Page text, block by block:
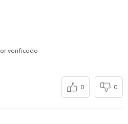
verificado
0 0